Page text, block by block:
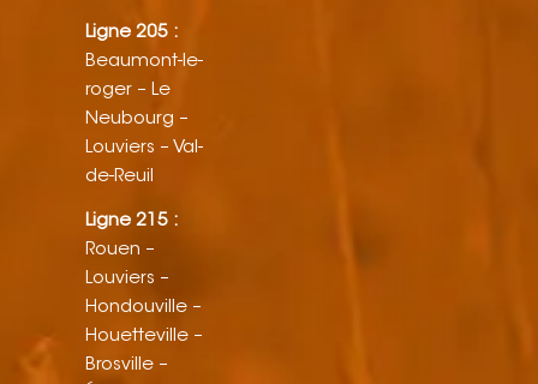
Ligne 205 :
Beaumont-le-
roger – Le
Neubourg –
Louviers – Val-
de-Reuil
Ligne 215 :
Rouen –
Louviers –
Hondouville –
Houetteville –
Brosville –